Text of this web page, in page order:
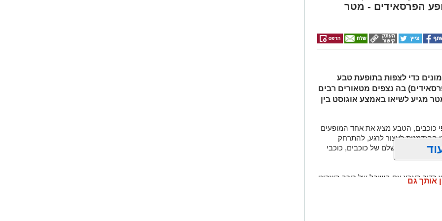
החיים הימיים החיים בו. במהלך
הימית, ובהם פסולת ובעיקר
https://bit.ly/
הפרסאידים - מטר
כדי לצפות בתופעת טבע
בה נצפים מטאורים רבים
מגיע לשיאו באמצע אוגוסט בין
הטבע מציג את אחד המופעים
ההזדמנות לעצור לרגע, להתרחק
עולם שלם של כוכבים, כוכבי
הארץ עם השובל של כוכב השביט
שבו ניתן לראות מטאורים רבים בלי
אותך גם